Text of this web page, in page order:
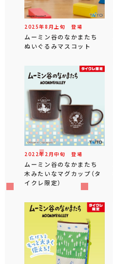
2025年8 月 上旬 登場
ムーミン谷のなかまたち
ぬいぐるみマスコット
2022年 2 月中旬 登場
ムーミン谷のなかまたち
木みたいなマグカップ（タ
イクレ限定）